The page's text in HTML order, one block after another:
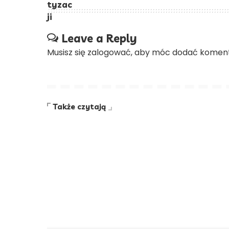
Leave a Reply
Musisz się zalogować, aby móc dodać
Także czytają